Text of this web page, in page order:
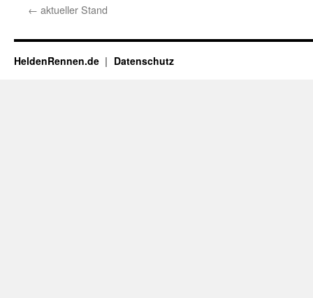
← aktueller Stand
HeldenRennen.de Datenschutz